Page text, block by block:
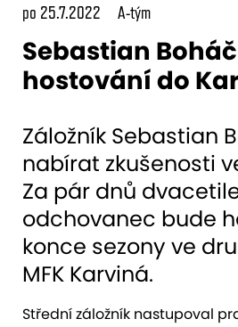
po 25.7.2022 A-tým
Sebastian
hostování do
Záložník Sebastian
nabírat zkušenosti
Za pár dnů
odchovanec bude
konce sezony ve
MFK Karviná.
Střední záložník nastupoval